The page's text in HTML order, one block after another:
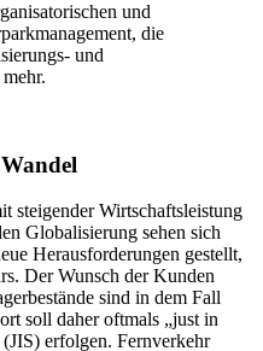
und
die
und
steigender Wirtschaftsleistung
Globalisierung sehen sich
Herausforderungen gestellt,
Der Wunsch der Kunden
sind in dem Fall
soll daher oftmals „just in
erfolgen. Fernverkehr